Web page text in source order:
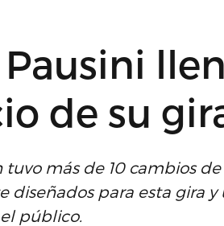
Pausini
de su
tuvo más de 10 cambios
diseñados para esta gira
público.